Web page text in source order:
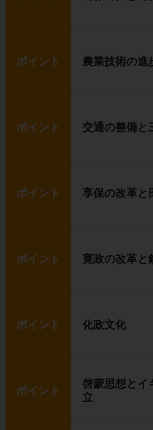
ポイント 農業技術の
ポイント 交通の整備と
ポイント 享保の改革と
ポイント 寛政の改革と
ポイント 化政文化
ポイント
啓蒙思想とイ
立